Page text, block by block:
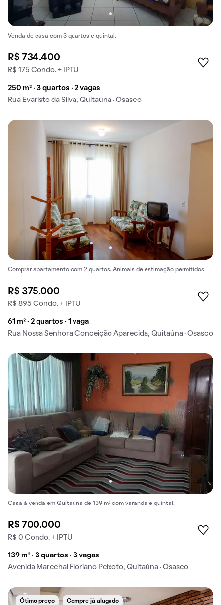
Venda de casa com 3 quartos e quintal.
R$ 734.400
R$ 175 Condo. + IPTU
250 m² · 3 quartos · 2 vagas
Rua Evaristo da Silva, Quitaúna · Osasco
Comprar apartamento com 2 quartos. Animais de estimação permitidos.
R$ 375.000
R$ 895 Condo. + IPTU
61 m² · 2 quartos · 1 vaga
Rua Nossa Senhora Conceição Aparecida, Quitaúna · Osasco
Casa à venda em Quitaúna de 139 m² com varanda e quintal.
R$ 700.000
R$ 0 Condo. + IPTU
139 m² · 3 quartos · 3 vagas
Avenida Marechal Floriano Peixoto, Quitaúna · Osasco
Ótimo preço Compre já alugado